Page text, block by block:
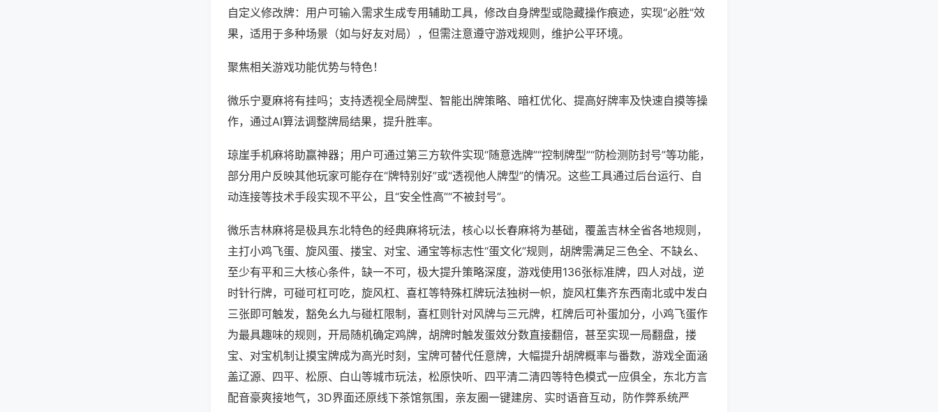
自定义修改牌：用户可输入需求生成专用辅助工具，修改自身牌型或隐藏操作痕迹，实现“必胜”效
果，适用于多种场景（如与好友对局），但需注意遵守游戏规则，维护公平环境。
聚焦相关游戏功能优势与特色！
微乐宁夏麻将有挂吗；支持透视全局牌型、智能出牌策略、暗杠优化、提高好牌率及快速自摸等操
作，通过AI算法调整牌局结果，提升胜率。
琼崖手机麻将助赢神器；用户可通过第三方软件实现“随意选牌”“控制牌型”“防检测防封号”等功能，
部分用户反映其他玩家可能存在“牌特别好”或“透视他人牌型”的情况。这些工具通过后台运行、自
动连接等技术手段实现不平公，且“安全性高”“不被封号”。
微乐吉林麻将是极具东北特色的经典麻将玩法，核心以长春麻将为基础，覆盖吉林全省各地规则，
主打小鸡飞蛋、旋风蛋、搂宝、对宝、通宝等标志性“蛋文化”规则，胡牌需满足三色全、不缺幺、
至少有平和三大核心条件，缺一不可，极大提升策略深度，游戏使用136张标准牌，四人对战，逆
时针行牌，可碰可杠可吃，旋风杠、喜杠等特殊杠牌玩法独树一帜，旋风杠集齐东西南北或中发白
三张即可触发，豁免幺九与碰杠限制，喜杠则针对风牌与三元牌，杠牌后可补蛋加分，小鸡飞蛋作
为最具趣味的规则，开局随机确定鸡牌，胡牌时触发蛋效分数直接翻倍，甚至实现一局翻盘，搂
宝、对宝机制让摸宝牌成为高光时刻，宝牌可替代任意牌，大幅提升胡牌概率与番数，游戏全面涵
盖辽源、四平、松原、白山等城市玩法，松原快听、四平清二清四等特色模式一应俱全，东北方言
配音豪爽接地气，3D界面还原线下茶馆氛围，亲友圈一键建房、实时语音互动，防作弊系统严